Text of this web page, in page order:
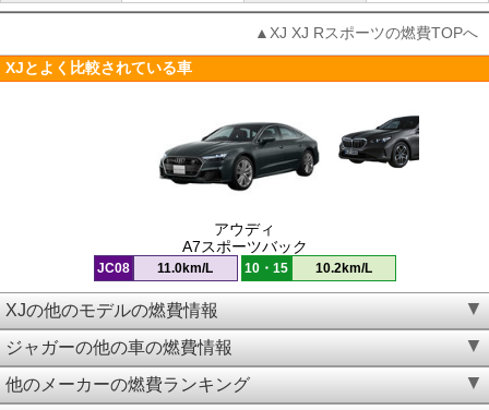
▲XJ XJ Rスポーツの燃費TOPへ
XJとよく比較されている車
アウディ
A7スポーツバック
JC08 11.0km/L 10・15 10.2km/L
XJの他のモデルの燃費情報
ジャガーの他の車の燃費情報
他のメーカーの燃費ランキング